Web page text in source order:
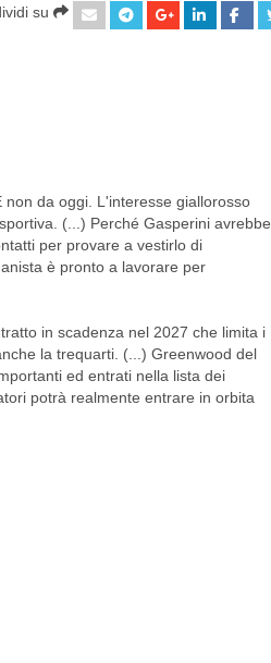
su
da oggi. L'interesse giallorosso
(...) Perché Gasperini avrebbe
per provare a vestirlo di
è pronto a lavorare per
in scadenza nel 2027 che limita i
la trequarti. (...) Greenwood del
ed entrati nella lista dei
potrà realmente entrare in orbita